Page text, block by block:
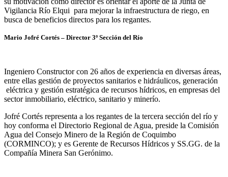
Vigilancia Río Elqui para mejorar la infraestructura de riego, en
busca de beneficios directos para los regantes.
Mario Jofré Cortés – Director 3º Sección del Río
Ingeniero Constructor con 26 años de experiencia en diversas áreas,
entre ellas gestión de proyectos sanitarios e hidráulicos, generación
eléctrica y gestión estratégica de recursos hídricos, en empresas del
sector inmobiliario, eléctrico, sanitario y minerío.
Jofré Cortés representa a los regantes de la tercera sección del río y
hoy conforma el Directorio Regional de Agua, preside la Comisión
Agua del Consejo Minero de la Región de Coquimbo
(CORMINCO); y es Gerente de Recursos Hídricos y SS.GG. de la
Compañía Minera San Gerónimo.